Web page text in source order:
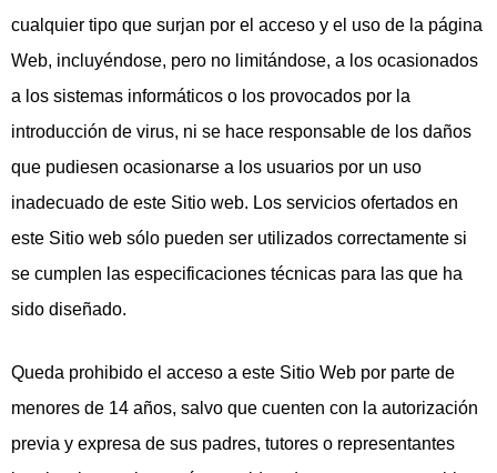
cualquier tipo que surjan por el acceso y el uso de la página
Web, incluyéndose, pero no limitándose, a los ocasionados
a los sistemas informáticos o los provocados por la
introducción de virus, ni se hace responsable de los daños
que pudiesen ocasionarse a los usuarios por un uso
inadecuado de este Sitio web. Los servicios ofertados en
este Sitio web sólo pueden ser utilizados correctamente si
se cumplen las especificaciones técnicas para las que ha
sido diseñado.
Queda prohibido el acceso a este Sitio Web por parte de
menores de 14 años, salvo que cuenten con la autorización
previa y expresa de sus padres, tutores o representantes